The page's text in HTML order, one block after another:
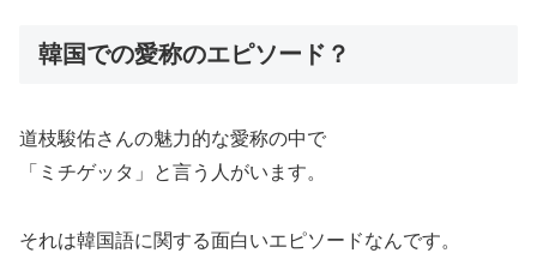
韓国での愛称のエピソード？
道枝駿佑さんの魅力的な愛称の中で
「ミチゲッタ」と言う人がいます。
それは韓国語に関する面白いエピソードなんです。